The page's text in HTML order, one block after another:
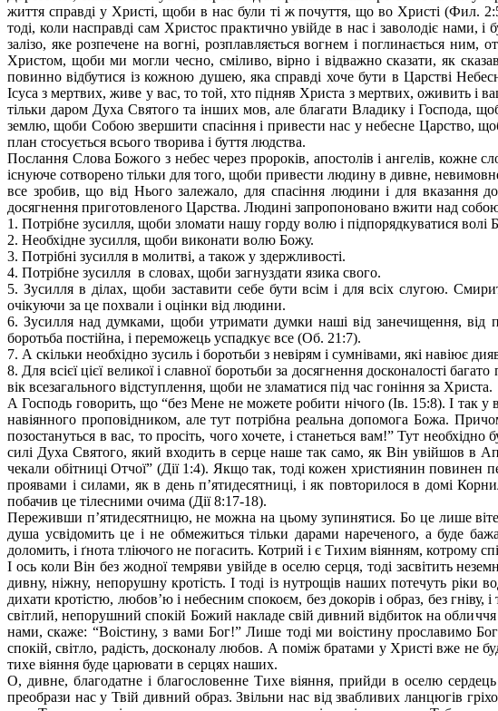
життя справді у Христі, щоби в нас були ті ж почуття, що во Христі (Фил.
тоді, коли насправді сам Христос практично увійде в нас і заволодіє
залізо, яке розпечене на вогні, розплавляється вогнем і поглинається
Христом, щоби ми могли чесно, сміливо, вірно і відважно сказати, як
повинно відбутися із кожною душею, яка справді хоче бути в Царстві
Ісуса з мертвих, живе у вас, то той, хто підняв Христа з мертвих, оживить
тільки даром Духа Святого та інших мов, але благати Владику і Господа,
землю, щоби Собою звершити спасіння і привести нас у небесне Царство,
план стосується всього творива і буття людства.
Послання Слова Божого з небес через пророків, апостолів і ангелів, кожне
існуюче сотворено тільки для того, щоби привести людину в дивне,
все зробив, що від Нього залежало, для спасіння людини і для
досягнення приготовленого Царства. Людині запропоновано вжити над
1. Потрібне зусилля, щоби зломати нашу горду волю і підпорядкуватися волі
2. Необхідне зусилля, щоби виконати волю Божу.
3. Потрібні зусилля в молитві, а також у здержливості.
4. Потрібне зусилля в словах, щоби загнуздати язика свого.
5. Зусилля в ділах, щоби заставити себе бути всім і для всіх слугою.
очікуючи за це похвали і оцінки від людини.
6. Зусилля над думками, щоби утримати думки наші від занечищення,
боротьба постійна, і переможець успадкує все (Об. 21:7).
7. А скільки необхідно зусиль і боротьби з невірям і сумнівами, які навіює
8. Для всієї цієї великої і славної боротьби за досягнення досконалості
вік всезагального відступлення, щоби не зламатися під час гоніння за Христа.
А Господь говорить, що “без Мене не можете робити нічого (Ів. 15:8). І так
навіянного проповідником, але тут потрібна реальна допомога Божа.
позостануться в вас, то просіть, чого хочете, і станеться вам!” Тут
силі Духа Святого, який входить в серце наше так само, як Він увійшов в
чекали обітниці Отчої” (Дії 1:4). Якщо так, тоді кожен християнин повинен
проявами і силами, як в день п’ятидесятниці, і як повторилося в домі
побачив це тілесними очима (Дії 8:17-18).
Переживши п’ятидесятницю, не можна на цьому зупинятися. Бо це лише
душа усвідомить це і не обмежиться тільки дарами нареченого, а буде
доломить, і ґнота тліючого не погасить. Котрий і є Тихим віянням, котрому
І ось коли Він без жодної темряви увійде в оселю серця, тоді засвітить
дивну, ніжну, непорушну кротість. І тоді із нутрощів наших потечуть
дихати кротістю, любов’ю і небесним спокоєм, без докорів і образ, без
світлий, непорушний спокій Божий накладе свій дивний відбиток на
нами, скаже: “Воістину, з вами Бог!” Лише тоді ми воістину прославимо
спокій, світло, радість, досконалу любов. А поміж братами у Христі вже не
тихе віяння буде царювати в серцях наших.
О, дивне, благодатне і благословенне Тихе віяння, прийди в оселю
преобрази нас у Твій дивний образ. Звільни нас від звабливих ланцюгів